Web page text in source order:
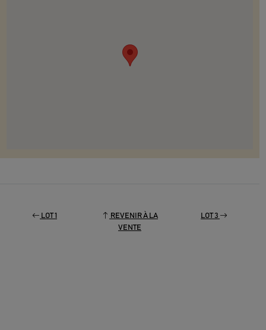
LOT 1
REVENIR À LA
VENTE
LOT 3